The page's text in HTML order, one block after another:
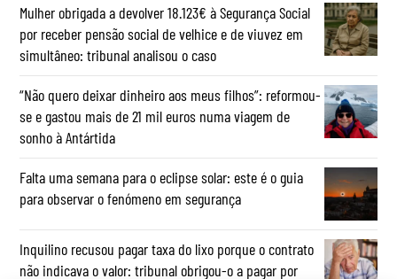
Mulher obrigada a devolver 18.123€ à Segurança Social
por receber pensão social de velhice e de viuvez em
simultâneo: tribunal analisou o caso
“Não quero deixar dinheiro aos meus filhos”: reformou-
se e gastou mais de 21 mil euros numa viagem de
sonho à Antártida
Falta uma semana para o eclipse solar: este é o guia
para observar o fenómeno em segurança
Inquilino recusou pagar taxa do lixo porque o contrato
não indicava o valor: tribunal obrigou-o a pagar por